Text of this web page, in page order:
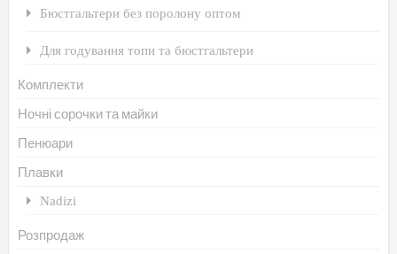
Бюстгальтери без поролону оптом
Для годування топи та бюстгальтери
Комплекти
Ночні сорочки та майки
Пенюари
Плавки
Nadizi
Розпродаж